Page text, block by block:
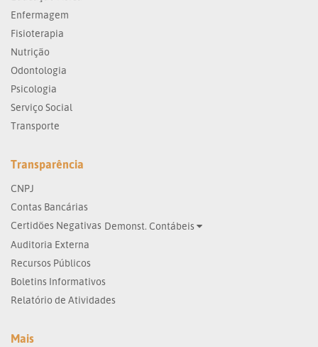
Enfermagem
Fisioterapia
Nutrição
Odontologia
Psicologia
Serviço Social
Transporte
Transparência
CNPJ
Contas Bancárias
Certidões Negativas Demonst. Contábeis
Auditoria Externa
Recursos Públicos
Boletins Informativos
Relatório de Atividades
Mais